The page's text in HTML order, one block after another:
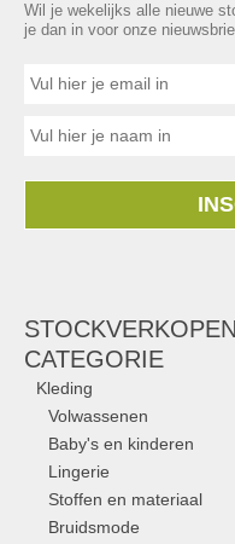
Wil je wekelijks alle nieuwe
je dan in voor onze
CATEGORIE
Kleding
Volwassenen
Baby's en kinderen
Lingerie
Stoffen en materiaal
Bruidsmode